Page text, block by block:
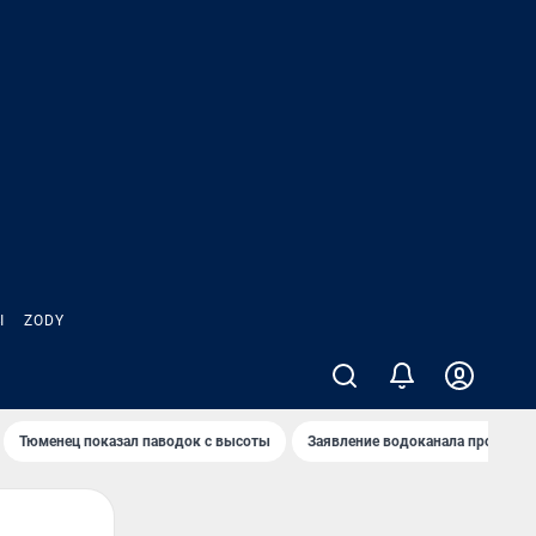
ZODY
Тюменец показал паводок с высоты Заявление водоканала про